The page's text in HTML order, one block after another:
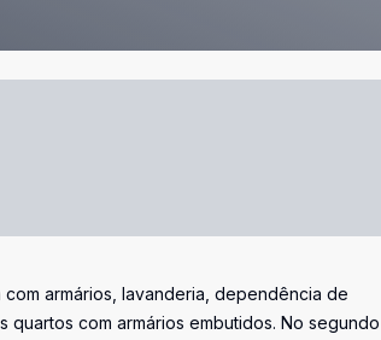
armários, lavanderia, dependência de
com armários embutidos. No